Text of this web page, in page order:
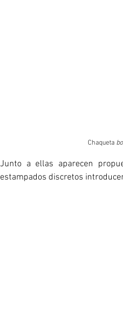
Chaqueta
Junto a ellas aparecen
estampados discretos